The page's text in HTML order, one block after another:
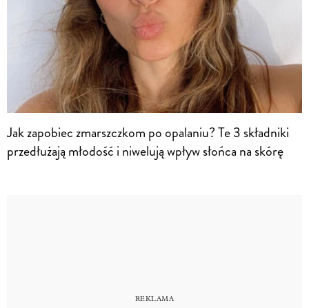
Jak zapobiec zmarszczkom po opalaniu? Te 3 składniki
przedłużają młodość i niwelują wpływ słońca na skórę